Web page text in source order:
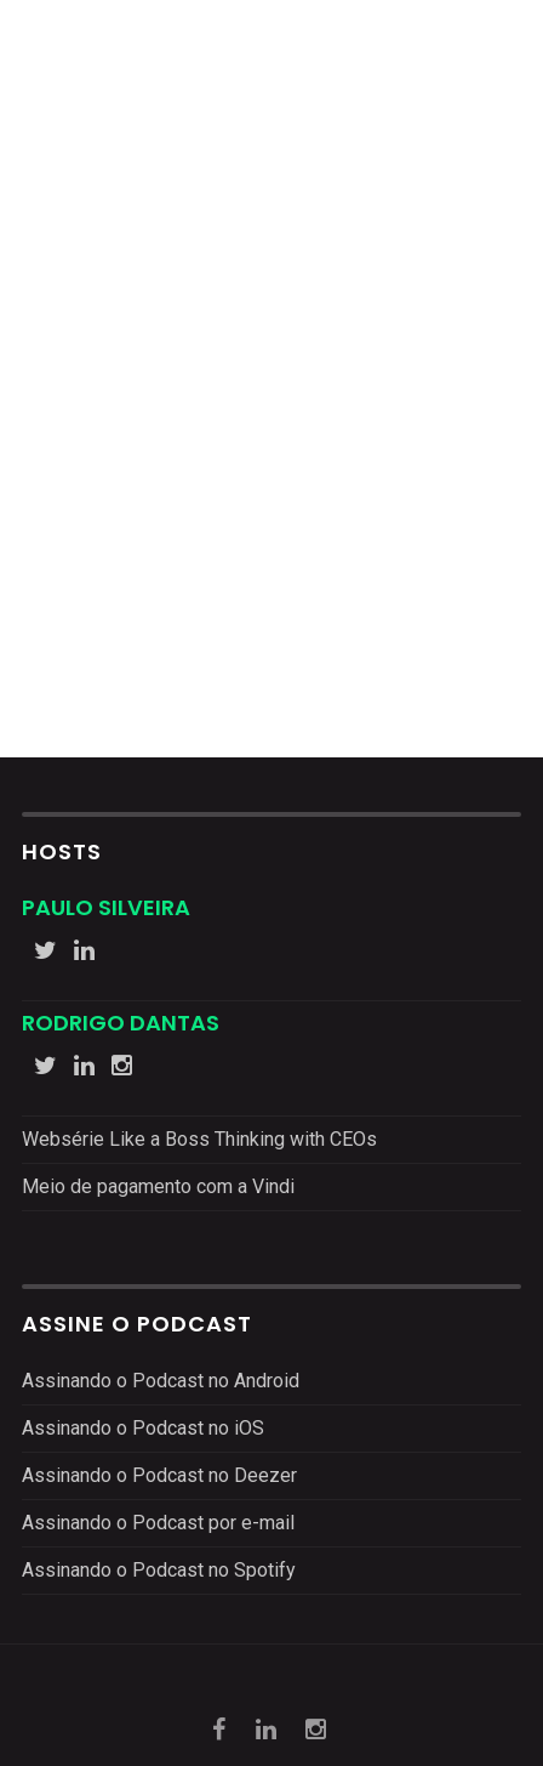
HOSTS
PAULO SILVEIRA
RODRIGO DANTAS
Websérie Like a Boss Thinking with CEOs
Meio de pagamento com a Vindi
ASSINE O PODCAST
Assinando o Podcast no Android
Assinando o Podcast no iOS
Assinando o Podcast no Deezer
Assinando o Podcast por e-mail
Assinando o Podcast no Spotify